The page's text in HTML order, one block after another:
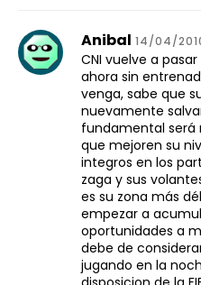
Anibal 14/04/
CNI vuelve a
ahora sin
venga, sabe que
nuevamente
fundamental será
que mejoren su
integros en los
zaga y sus
es su zona más
empezar a
oportunidades a
debe de
jugando en la